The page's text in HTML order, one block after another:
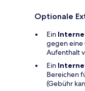
Optionale
Ein
gegen eine
Aufenthalt
Ein
Bereichen
(Gebühr